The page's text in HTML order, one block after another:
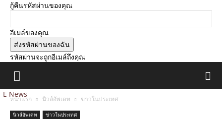
กู้คืนรหัสผ่านของคุณ
อีเมล์ของคุณ
รหัสผ่านจะถูกอีเมล์ถึงคุณ
E News
หน้าแรก นิวส์อัพเดท ข่าวในประเทศ
นิวส์อัพเดท ข่าวในประเทศ